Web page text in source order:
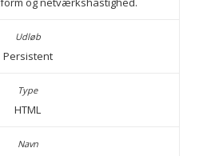
Persistent
HTML